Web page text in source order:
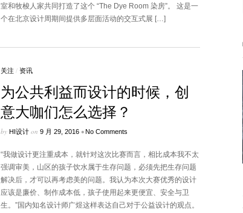
室和牧梭人家共同打造了这个 “The Dye Room 染房”。 这是一
个在北京设计周期间提供多层面活动的交互式展 […]
关注/ 资讯
为公共利益而设计的时候，创
意大咖们怎么选择？
by HI设计on 9 月 29, 2016 •No Comments
“我做设计更注重成本，就针对这次比赛而言，相比成本我不太
强调审美，山区的孩子饮水属于生存问题，必须先把生存问题
解决后，才可以再考虑美的问题。我认为本次大赛优秀的设计
应该是廉价、制作成本低，孩子使用起来更便宜、安全与卫
生。”国内知名设计师广煜这样表达自己对于公益设计的观点。